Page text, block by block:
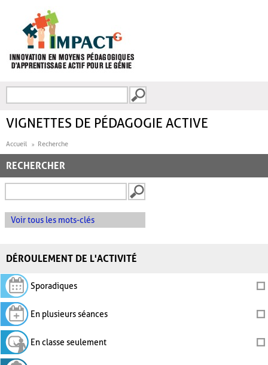
FORMULAIRE DE
VIGNETTES DE PÉDAGOGIE ACTIVE
Accueil Recherche
RECHERCHER
Voir tous les mots-clés
DÉROULEMENT DE L'ACTIVITÉ
Sporadiques
En plusieurs séances
En classe seulement